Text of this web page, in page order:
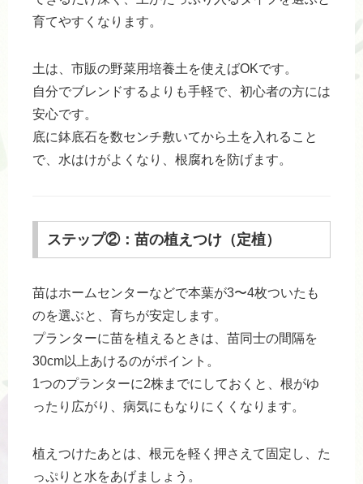
育てやすくなります。
土は、市販の野菜用培養土を使えばOKです。
自分でブレンドするよりも手軽で、初心者の方には
安心です。
底に鉢底石を数センチ敷いてから土を入れること
で、水はけがよくなり、根腐れを防げます。
ステップ②：苗の植えつけ（定植）
苗はホームセンターなどで本葉が3〜4枚ついたも
のを選ぶと、育ちが安定します。
プランターに苗を植えるときは、苗同士の間隔を
30cm以上あけるのがポイント。
1つのプランターに2株までにしておくと、根がゆ
ったり広がり、病気にもなりにくくなります。
植えつけたあとは、根元を軽く押さえて固定し、た
っぷりと水をあげましょう。